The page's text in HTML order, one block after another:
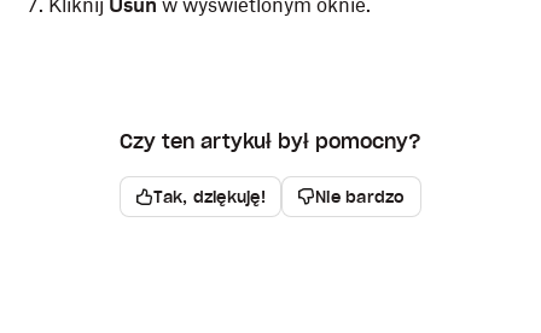
Kliknij Usuń w wyświetlonym oknie.
Czy ten artykuł był pomocny?
Tak, dziękuję! Nie bardzo